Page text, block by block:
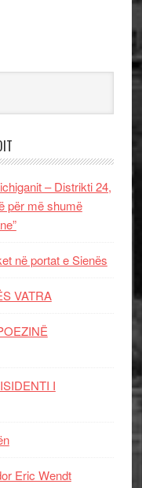
– Distrikti 24,
për më shumë
në portat e Sienës
VATRA
I
Eric Wendt